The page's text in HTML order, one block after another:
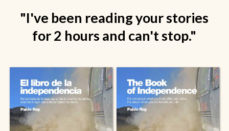
"I've been reading your stories
for 2 hours and can't stop."